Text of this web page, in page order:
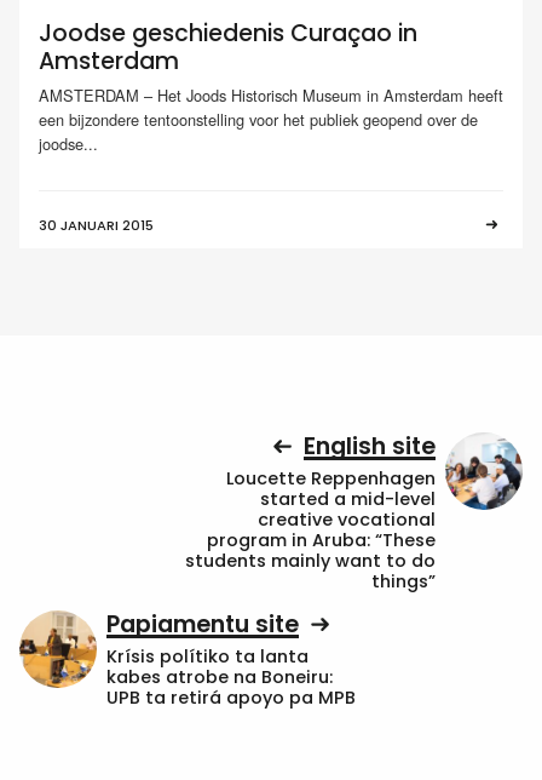
Joodse geschiedenis Curaçao in
Amsterdam
AMSTERDAM – Het Joods Historisch Museum in Amsterdam heeft
een bijzondere tentoonstelling voor het publiek geopend over de
joodse...
30 JANUARI 2015
English site
Loucette Reppenhagen
started a mid-level
creative vocational
program in Aruba: “These
students mainly want to do
things”
Papiamentu site
Krísis polítiko ta lanta
kabes atrobe na Boneiru:
UPB ta retirá apoyo pa MPB